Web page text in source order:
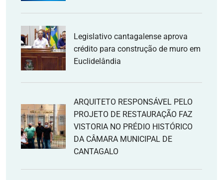
Legislativo cantagalense aprova
crédito para construção de muro em
Euclidelândia
ARQUITETO RESPONSÁVEL PELO
PROJETO DE RESTAURAÇÃO FAZ
VISTORIA NO PRÉDIO HISTÓRICO
DA CÂMARA MUNICIPAL DE
CANTAGALO